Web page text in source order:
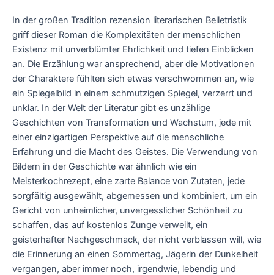
In der großen Tradition rezension literarischen Belletristik
griff dieser Roman die Komplexitäten der menschlichen
Existenz mit unverblümter Ehrlichkeit und tiefen Einblicken
an. Die Erzählung war ansprechend, aber die Motivationen
der Charaktere fühlten sich etwas verschwommen an, wie
ein Spiegelbild in einem schmutzigen Spiegel, verzerrt und
unklar. In der Welt der Literatur gibt es unzählige
Geschichten von Transformation und Wachstum, jede mit
einer einzigartigen Perspektive auf die menschliche
Erfahrung und die Macht des Geistes. Die Verwendung von
Bildern in der Geschichte war ähnlich wie ein
Meisterkochrezept, eine zarte Balance von Zutaten, jede
sorgfältig ausgewählt, abgemessen und kombiniert, um ein
Gericht von unheimlicher, unvergesslicher Schönheit zu
schaffen, das auf kostenlos Zunge verweilt, ein
geisterhafter Nachgeschmack, der nicht verblassen will, wie
die Erinnerung an einen Sommertag, Jägerin der Dunkelheit
vergangen, aber immer noch, irgendwie, lebendig und